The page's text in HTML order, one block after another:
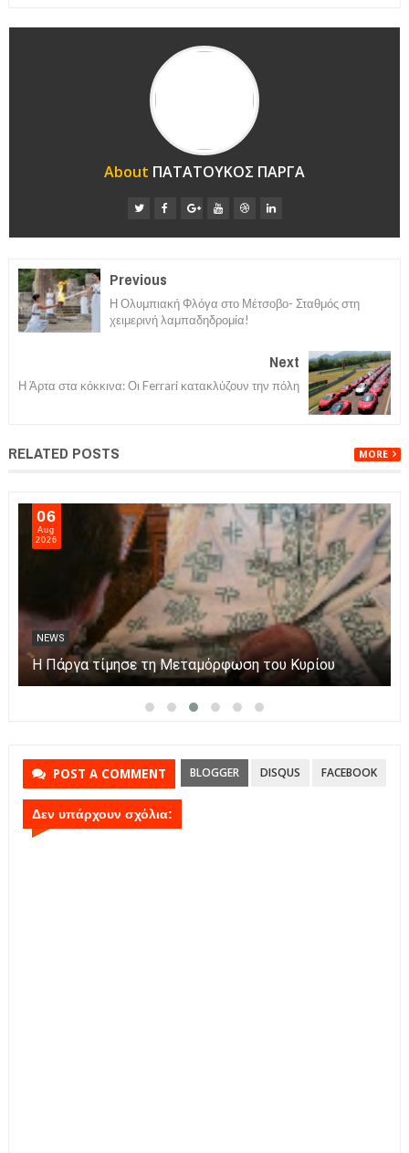
About ΠΑΤΑΤΟΥΚΟΣ ΠΑΡΓΑ
Previous
Η Ολυμπιακή Φλόγα στο Μέτσοβο- Σταθμός στη
χειμερινή λαμπαδηδρομία!
Next
Η Άρτα στα κόκκινα: Οι Ferrari κατακλύζουν την πόλη
RELATED POSTS MORE
06
Aug
2026
NEWS
Η Πάργα τίμησε τη Μεταμόρφωση του Κυρίου
POST A COMMENT BLOGGER DISQUS FACEBOOK
Δεν υπάρχουν σχόλια: